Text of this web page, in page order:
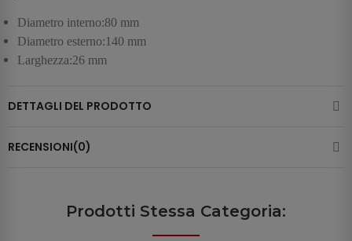
Diametro interno:80 mm
Diametro esterno:140 mm
Larghezza:26 mm
DETTAGLI DEL PRODOTTO
RECENSIONI(0)
Prodotti Stessa Categoria: